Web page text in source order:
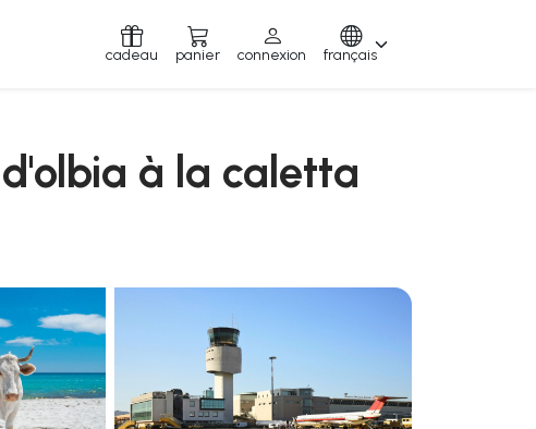
cadeau panier connexion français
à la caletta